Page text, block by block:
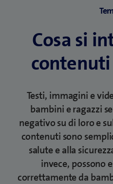
Cosa si
Testi, immagini e
bambini e ragazzi
negativo su di loro e
contenuti sono
salute e alla
invece, possono
correttamente da